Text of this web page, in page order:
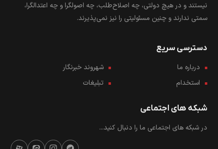
نیستند و در هیچ دولتی، چه اصلاح‌طلب، چه اصولگرا و چه اعتدالگرا،
سمتی ندارند و چنین مسئولیتی را نیز نمی‌پذیرند.
دسترسی سریع
درباره ما
شهروند خبرنگار
استخدام
تبلیغات
شبکه های اجتماعی
در شبکه های اجتماعی ما را دنبال کنید...